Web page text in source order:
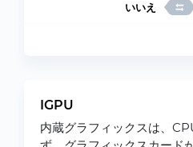
いいえ
IGPU
内蔵グラフィックスは、